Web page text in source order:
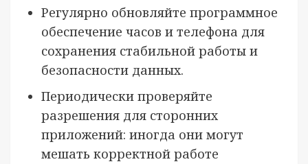
Регулярно обновляйте программное
обеспечение часов и телефона для
сохранения стабильной работы и
безопасности данных.
Периодически проверяйте
разрешения для сторонних
приложений: иногда они могут
мешать корректной работе